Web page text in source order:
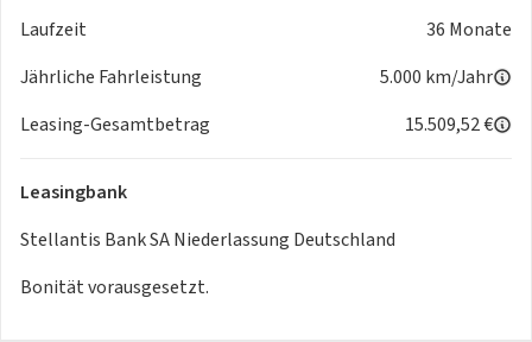
Laufzeit
36 Monate
Jährliche Fahrleistung
5.000 km/Jahr
Leasing-Gesamtbetrag
15.509,52 €
Leasingbank
Stellantis Bank SA Niederlassung Deutschland
Bonität vorausgesetzt.